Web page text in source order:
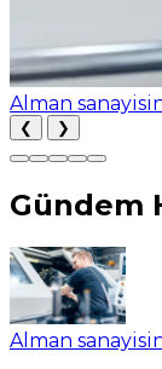
Alman
❮ ❯
Gündem
Alman